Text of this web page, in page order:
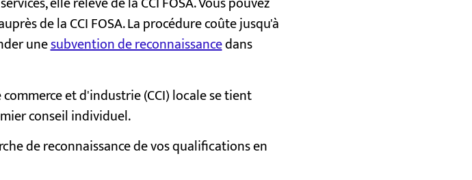
de la CCI FOSA. La procédure coûte jusqu'à
unesubvention de reconnaissancedans
et d'industrie (CCI) locale se tient
conseil individuel.
de reconnaissance de vos qualifications en